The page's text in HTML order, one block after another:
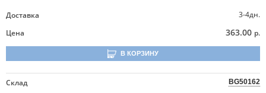
Доставка
3-4дн.
Цена
363.00 р.
В КОРЗИНУ
Склад BG50162